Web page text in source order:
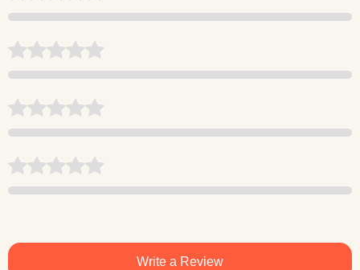
Write a Review